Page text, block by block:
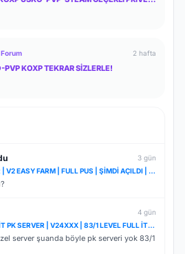
Forum 2 hafta
PVP KOXP TEKRAR SİZLERLE!
3 gün
AZRAILKO.COM.TR | V2 EASY FARM | FULL PUS | ŞİMDİ AÇILDI | İNDİR BAŞLA
4 gün
BUGÜN AÇILDI | EŞİT PK SERVER | V24XXX | 83/1 LEVEL FULL İTEM | İTEM SATIŞI YOKTUR
server şuanda böyle pk serveri yok 83/1